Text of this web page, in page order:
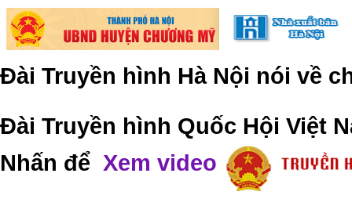
Đài Truyền hình Hà Nội nói về
Đài Truyền hình Quốc Hội Việt
Nhấn để Xem video